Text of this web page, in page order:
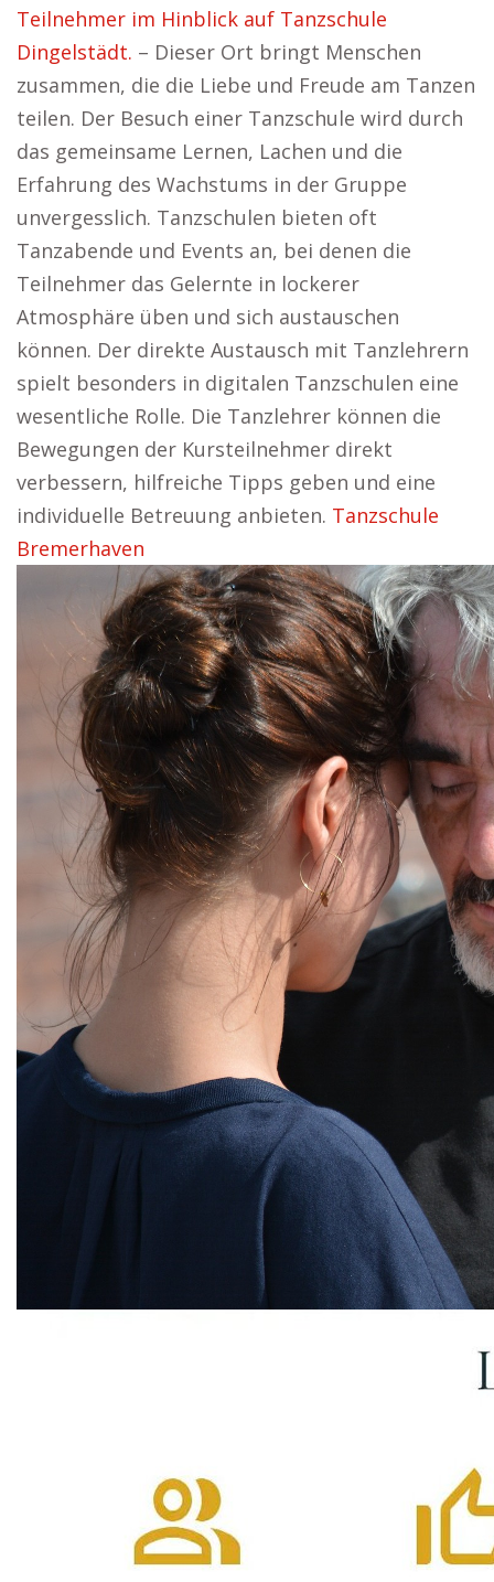
Teilnehmer im Hinblick auf Tanzschule
Dingelstädt. – Dieser Ort bringt Menschen
zusammen, die die Liebe und Freude am Tanzen
teilen. Der Besuch einer Tanzschule wird durch
das gemeinsame Lernen, Lachen und die
Erfahrung des Wachstums in der Gruppe
unvergesslich. Tanzschulen bieten oft
Tanzabende und Events an, bei denen die
Teilnehmer das Gelernte in lockerer
Atmosphäre üben und sich austauschen
können. Der direkte Austausch mit Tanzlehrern
spielt besonders in digitalen Tanzschulen eine
wesentliche Rolle. Die Tanzlehrer können die
Bewegungen der Kursteilnehmer direkt
verbessern, hilfreiche Tipps geben und eine
individuelle Betreuung anbieten. Tanzschule
Bremerhaven